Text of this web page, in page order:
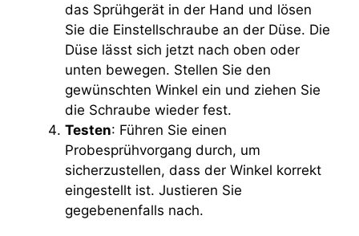
das Sprühgerät in der Hand und lösen
Sie die Einstellschraube an der Düse. Die
Düse lässt sich jetzt nach oben oder
unten bewegen. Stellen Sie den
gewünschten Winkel ein und ziehen Sie
die Schraube wieder fest.
Testen: Führen Sie einen
Probesprühvorgang durch, um
sicherzustellen, dass der Winkel korrekt
eingestellt ist. Justieren Sie
gegebenenfalls nach.